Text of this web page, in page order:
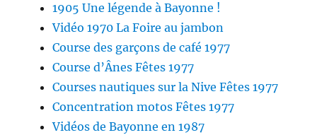
1905 Une légende à Bayonne !
Vidéo 1970 La Foire au jambon
Course des garçons de café 1977
Course d’Ânes Fêtes 1977
Courses nautiques sur la Nive Fêtes 1977
Concentration motos Fêtes 1977
Vidéos de Bayonne en 1987